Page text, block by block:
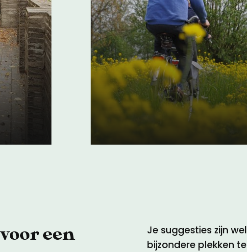
Fietsen langs de
Romeinse Limes
een
Je suggesties zijn
bijzondere plekken